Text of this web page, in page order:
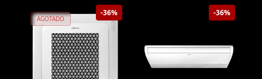
-36%
AGOTADO
-36%